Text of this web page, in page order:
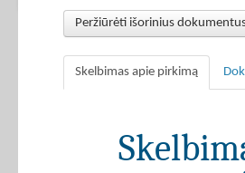
Peržiūrėti išorinius
Skelbimas apie pirkimą